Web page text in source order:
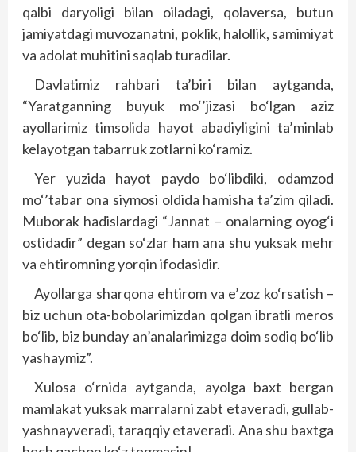
qalbi daryoligi bilan oiladagi, qolaversa, butun
jamiyatdagi muvozanatni, poklik, halollik, samimiyat
va adolat muhitini saqlab turadilar.
Davlatimiz rahbari ta’biri bilan aytganda,
“Yaratganning buyuk mo‘’jizasi bo‘lgan aziz
ayollarimiz timsolida hayot abadiyligini ta’minlab
kelayotgan tabarruk zotlarni ko‘ramiz.
Yer yuzida hayot paydo bo‘libdiki, odamzod
mo‘’tabar ona siymosi oldida hamisha ta’zim qiladi.
Muborak hadislardagi “Jannat – onalarning oyog‘i
ostidadir” degan so‘zlar ham ana shu yuksak mehr
va ehtiromning yorqin ifodasidir.
Ayollarga sharqona ehtirom va e’zoz ko‘rsatish –
biz uchun ota-bobolarimizdan qolgan ibratli meros
bo‘lib, biz bunday an’analarimizga doim sodiq bo‘lib
yashaymiz”.
Xulosa o‘rnida aytganda, ayolga baxt bergan
mamlakat yuksak marralarni zabt etaveradi, gullab-
yashnayveradi, taraqqiy etaveradi. Ana shu baxtga